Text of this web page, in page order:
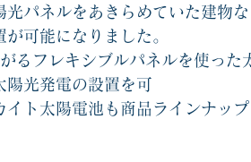
パネルをあきらめていた建物
可能になりました。
るフレキシブルパネルを使った
陽光発電の設置を可
ト太陽電池も商品ラインナッ